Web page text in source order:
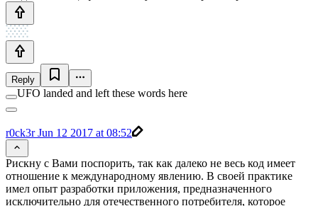
Reply
UFO landed and left these words here
r0ck3rJun 12 2017 at 08:52
Рискну с Вами поспорить, так как далеко не весь код имеет
отношение к международному явлению. В своей практике
имел опыт разработки приложения, предназначенного
исключительно для отечественного потребителя, которое